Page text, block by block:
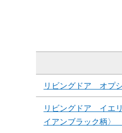
リビングドア オプ
リビングドア イ
イアンブラック柄